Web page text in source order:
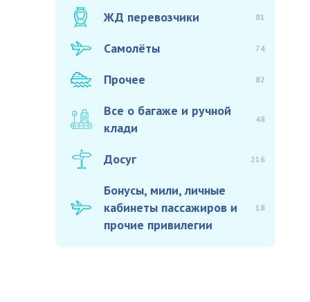
ЖД перевозчики 81
Самолёты 74
Прочее 82
Все о багаже и ручной
клади
48
Досуг 216
Бонусы, мили, личные
кабинеты пассажиров и
прочие привилегии
18